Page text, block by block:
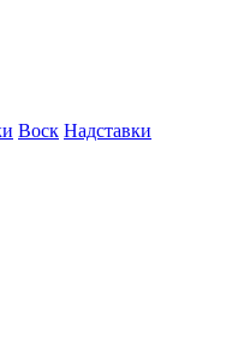
Воск Надставки